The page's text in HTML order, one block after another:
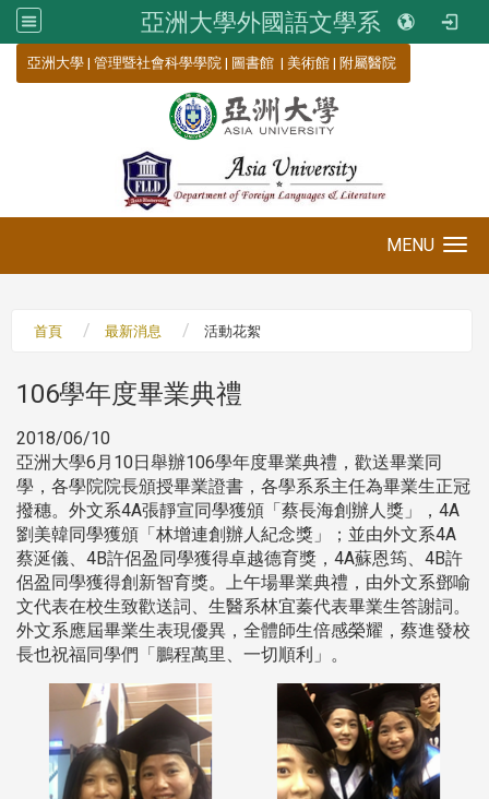
亞洲大學外國語文學系
亞洲大學 | 管理暨社會科學學院 | 圖書館 | 美術館 | 附屬醫院
MENU
首頁 最新消息 活動花絮
106學年度畢業典禮
2018/06/10
亞洲大學6月10日舉辦106學年度畢業典禮，歡送畢業同
學，各學院院長頒授畢業證書，各學系系主任為畢業生正冠
撥穗。外文系4A張靜宣同學獲頒「蔡長海創辦人獎」，4A
劉美韓同學獲頒「林增連創辦人紀念獎」；並由外文系4A
蔡涎儀、4B許侶盈同學獲得卓越德育獎，4A蘇恩筠、4B許
侶盈同學獲得創新智育獎。上午場畢業典禮，由外文系鄧喻
文代表在校生致歡送詞、生醫系林宜蓁代表畢業生答謝詞。
外文系應屆畢業生表現優異，全體師生倍感榮耀，蔡進發校
長也祝福同學們「鵬程萬里、一切順利」。